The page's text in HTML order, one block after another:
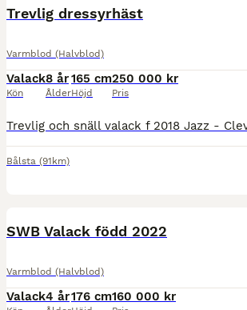
Trevlig dressyrhäst
Varmblod (Halvblod)
Valack
Kön
8 år
Ålder
165 cm
Höjd
250 000 kr
Pris
Bålsta (91km)
SWB Valack född 2022
Varmblod (Halvblod)
Valack4 år176 cm160 000 kr